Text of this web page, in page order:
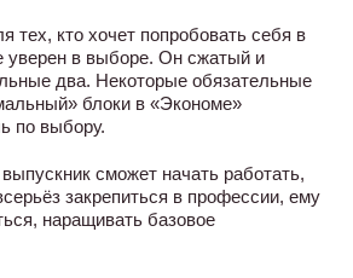
тех, кто хочет попробовать себя в
уверен в выборе. Он сжатый и
два. Некоторые обязательные
блоки в «Экономе»
по выбору.
сможет начать работать,
закрепиться в профессии, ему
наращивать базовое